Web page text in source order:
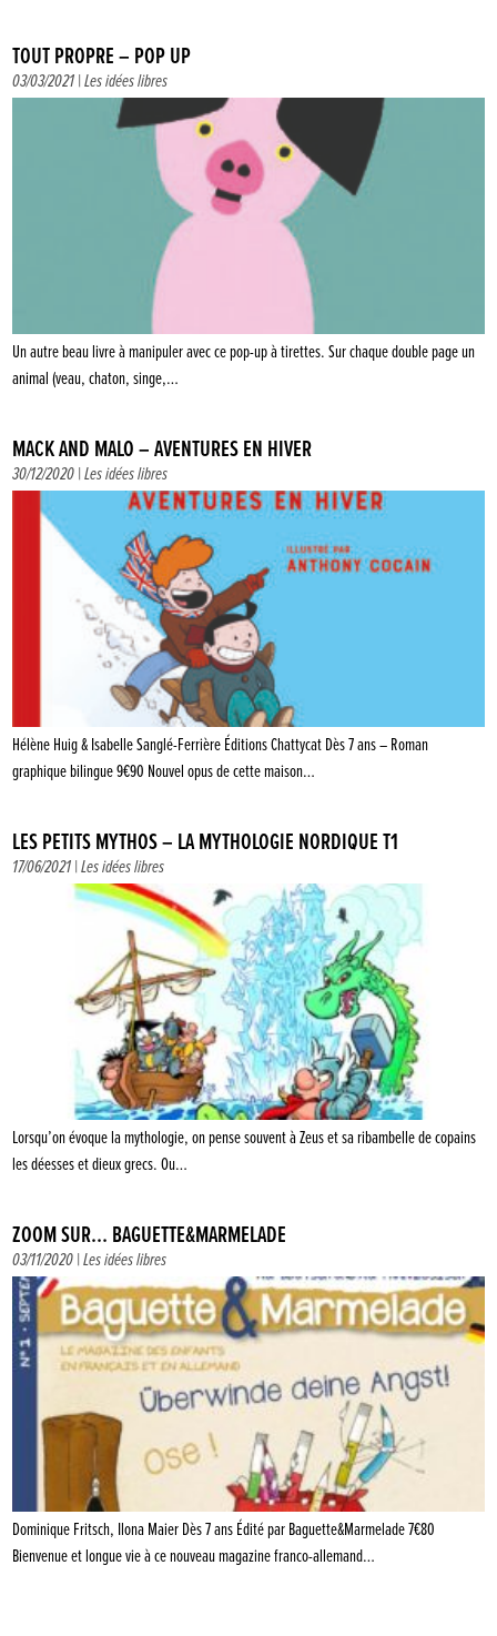
TOUT PROPRE – POP UP
03/03/2021 |Les idées libres
Un autre beau livre à manipuler avec ce pop-up à tirettes. Sur chaque double page un
animal (veau, chaton, singe,…
MACK AND MALO – AVENTURES EN HIVER
30/12/2020 |Les idées libres
Hélène Huig & Isabelle Sanglé-Ferrière Éditions Chattycat Dès 7 ans – Roman
graphique bilingue 9€90 Nouvel opus de cette maison…
LES PETITS MYTHOS – LA MYTHOLOGIE NORDIQUE T1
17/06/2021 |Les idées libres
Lorsqu’on évoque la mythologie, on pense souvent à Zeus et sa ribambelle de copains
les déesses et dieux grecs. Ou…
ZOOM SUR… BAGUETTE&MARMELADE
03/11/2020 |Les idées libres
Dominique Fritsch, Ilona Maier Dès 7 ans Édité par Baguette&Marmelade 7€80
Bienvenue et longue vie à ce nouveau magazine franco-allemand…